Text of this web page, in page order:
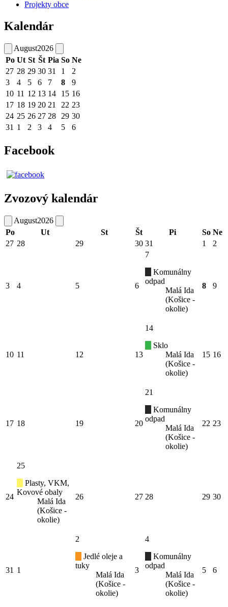
Projekty obce
Kalendár
August2026
Po Ut St Št Pia So Ne
27 28 29 30 31 1
2
3
4 5 6 7 8
9
10 11 12 13 14 15 16
17 18 19 20 21 22 23
24 25 26 27 28 29 30
31 1 2 3 4 5 6
Facebook
Zvozový kalendár
August2026
Po
Ut St Št Pi So Ne
27 28 29 30 31 1 2
3 4 5 6
7
Komunálny
odpad
Malá Ida
(Košice -
okolie)
8 9
10 11 12 13
14
Sklo
Malá Ida
(Košice -
okolie)
15 16
17 18 19 20
21
Komunálny
odpad
Malá Ida
(Košice -
okolie)
22 23
24
25
Plasty, VKM,
Kovové obaly
Malá Ida
(Košice -
okolie)
26 27 28 29 30
31 1
2
Jedlé oleje a
tuky
Malá Ida
(Košice -
okolie)
3
4
Komunálny
odpad
Malá Ida
(Košice -
okolie)
5 6